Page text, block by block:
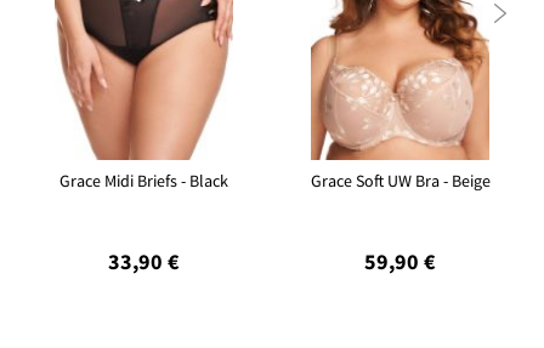
Grace Midi Briefs - Black
33,90 €
Grace Soft UW Bra - Beige
59,90 €
